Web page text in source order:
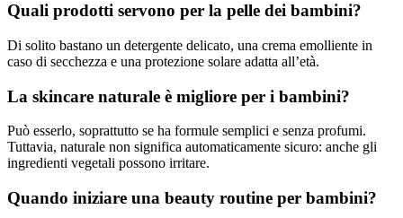
Quali prodotti servono per la pelle dei bambini?
Di solito bastano un detergente delicato, una crema emolliente in
caso di secchezza e una protezione solare adatta all’età.
La skincare naturale è migliore per i bambini?
Può esserlo, soprattutto se ha formule semplici e senza profumi.
Tuttavia, naturale non significa automaticamente sicuro: anche gli
ingredienti vegetali possono irritare.
Quando iniziare una beauty routine per bambini?